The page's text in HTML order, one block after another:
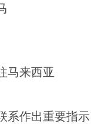
马来西亚
系作出重要指示